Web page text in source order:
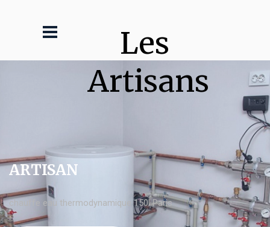
Les
Artisans
ARTISAN
chauffe eau thermodynamique 150l Paris